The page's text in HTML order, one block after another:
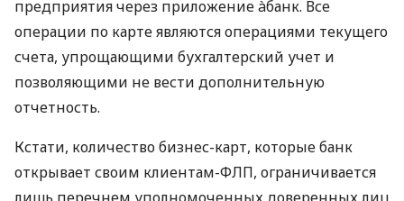
предприятия через приложение àбанк. Все
операции по карте являются операциями текущего
счета, упрощающими бухгалтерский учет и
позволяющими не вести дополнительную
отчетность.
Кстати, количество бизнес-карт, которые банк
открывает своим клиентам-ФЛП, ограничивается